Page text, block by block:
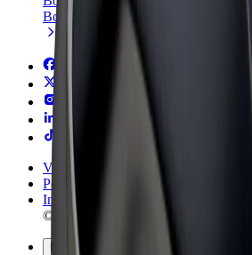
Bolt-produkter og tjenester
Vilkår og betingelser
Personvern
Informasjonskapsler
© 2026 Bolt Technology OÜ
Produkter